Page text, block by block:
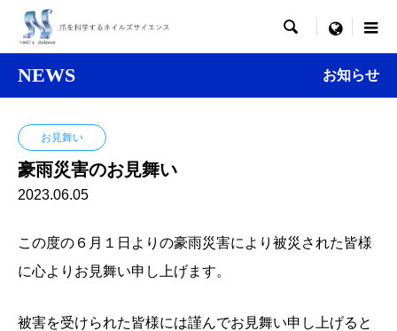
 menu
NEWS お知らせ
お見舞い
豪雨災害のお見舞い
2023.06.05
この度の６月１日よりの豪雨災害により被災された皆様
に心よりお見舞い申し上げます。
被害を受けられた皆様には謹んでお見舞い申し上げると